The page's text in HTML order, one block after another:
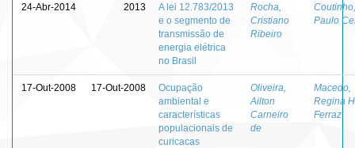
24-Abr-2014 2013
A lei 12.783/2013
e o segmento de
transmissão de
energia elétrica
no Brasil
Rocha,
Cristiano
Ribeiro
Coutinho,
Paulo
17-Out-2008 17-Out-2008
Ocupação
ambiental e
características
populacionais de
curicacas
Oliveira,
Ailton
Carneiro
de
Macedo,
Regina
Ferraz